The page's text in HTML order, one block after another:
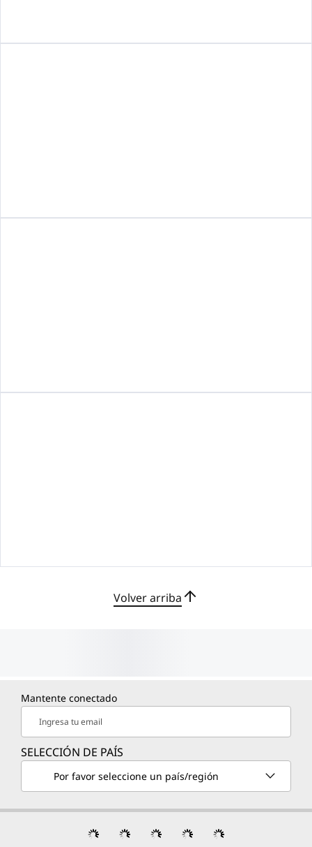
Volver arriba
Mantente conectado
Ingresa tu email
SELECCIÓN DE PAÍS
Por favor seleccione un país/región